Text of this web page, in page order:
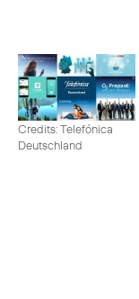
Credits: Telefónica
Deutschland